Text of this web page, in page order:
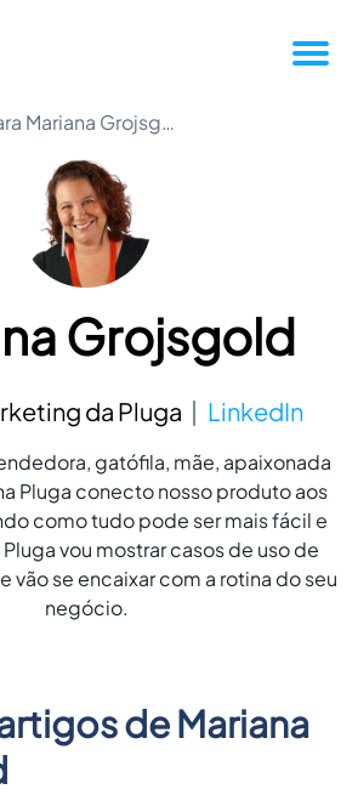
Tutoriais
Produtividade
da Pluga
de sucesso
Outros
Entrar
conta grátis
Arquivos para Mariana Grojsgold
Grojsgold
da Pluga LinkedIn
gatófila, mãe, apaixonada
Pluga conecto nosso produto aos
como tudo pode ser mais fácil e
vou mostrar casos de uso de
vão se encaixar com a rotina do seu
negócio.
deMariana